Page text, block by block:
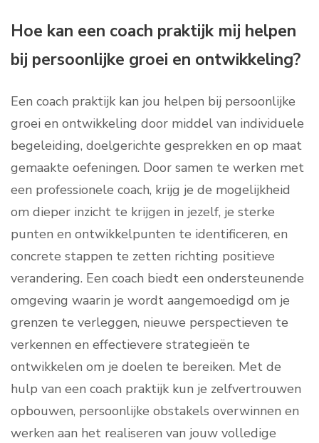
Hoe kan een coach praktijk mij helpen
bij persoonlijke groei en ontwikkeling?
Een coach praktijk kan jou helpen bij persoonlijke
groei en ontwikkeling door middel van individuele
begeleiding, doelgerichte gesprekken en op maat
gemaakte oefeningen. Door samen te werken met
een professionele coach, krijg je de mogelijkheid
om dieper inzicht te krijgen in jezelf, je sterke
punten en ontwikkelpunten te identificeren, en
concrete stappen te zetten richting positieve
verandering. Een coach biedt een ondersteunende
omgeving waarin je wordt aangemoedigd om je
grenzen te verleggen, nieuwe perspectieven te
verkennen en effectievere strategieën te
ontwikkelen om je doelen te bereiken. Met de
hulp van een coach praktijk kun je zelfvertrouwen
opbouwen, persoonlijke obstakels overwinnen en
werken aan het realiseren van jouw volledige